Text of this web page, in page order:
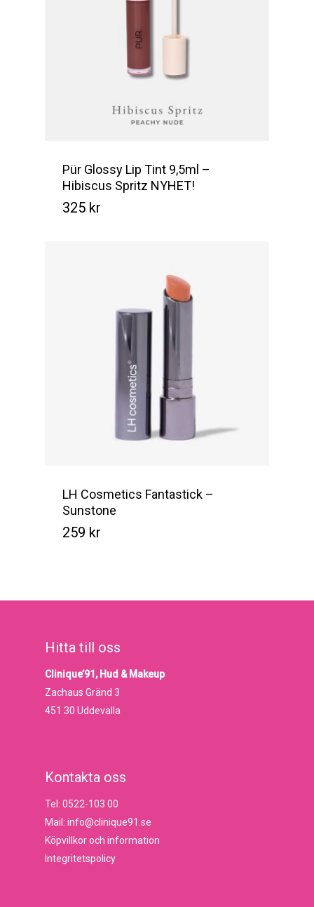
Pür Glossy Lip Tint 9,5ml –
Hibiscus Spritz NYHET!
325 kr
LH Cosmetics Fantastick –
Sunstone
259 kr
Hitta till oss
Clinique’91, Hud & Makeup
Zachaus Gränd 3
451 30 Uddevalla
Kontakta oss
Tel: 0522-103 00
Mail: info@clinique91.se
Köpvillkor och information
Integritetspolicy